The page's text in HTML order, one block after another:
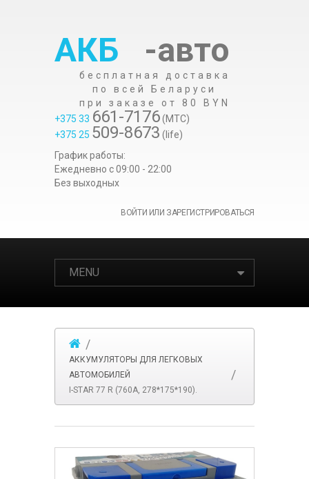
АКБ -авто
бесплатная доставка
по всей Беларуси
при заказе от 80 BYN
+375 33 661-7176(МТС)
+375 25 509-8673 (life)
График работы:
Ежедневно c 09:00 - 22:00
Без выходных
ВОЙТИ ИЛИ ЗАРЕГИСТРИРОВАТЬСЯ
MENU
АККУМУЛЯТОРЫ ДЛЯ ЛЕГКОВЫХ
АВТОМОБИЛЕЙ
I-STAR 77 R (760A, 278*175*190).